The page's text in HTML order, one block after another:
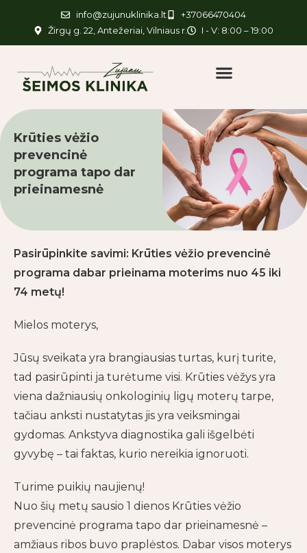
info@zujunuklinika.lt
+37066470404
Žirgų g. 22, Antežeriai, Vilniaus r.
I - V: 8:00 – 19:00
Krūties vėžio
prevencinė
programa tapo dar
prieinamesnė
Pasirūpinkite savimi: Krūties vėžio prevencinė
programa dabar prieinama moterims nuo 45 iki
74 metų!
Mielos moterys,
Jūsų sveikata yra brangiausias turtas, kurį turite,
tad pasirūpinti ja turėtume visi. Krūties vėžys yra
viena dažniausių onkologinių ligų moterų tarpe,
tačiau anksti nustatytas jis yra veiksmingai
gydomas. Ankstyva diagnostika gali išgelbėti
gyvybę – tai faktas, kurio nereikia ignoruoti.
Turime puikių naujienų!
Nuo šių metų sausio 1 dienos Krūties vėžio
prevencinė programa tapo dar prieinamesnė –
amžiaus ribos buvo praplėstos. Dabar visos moterys